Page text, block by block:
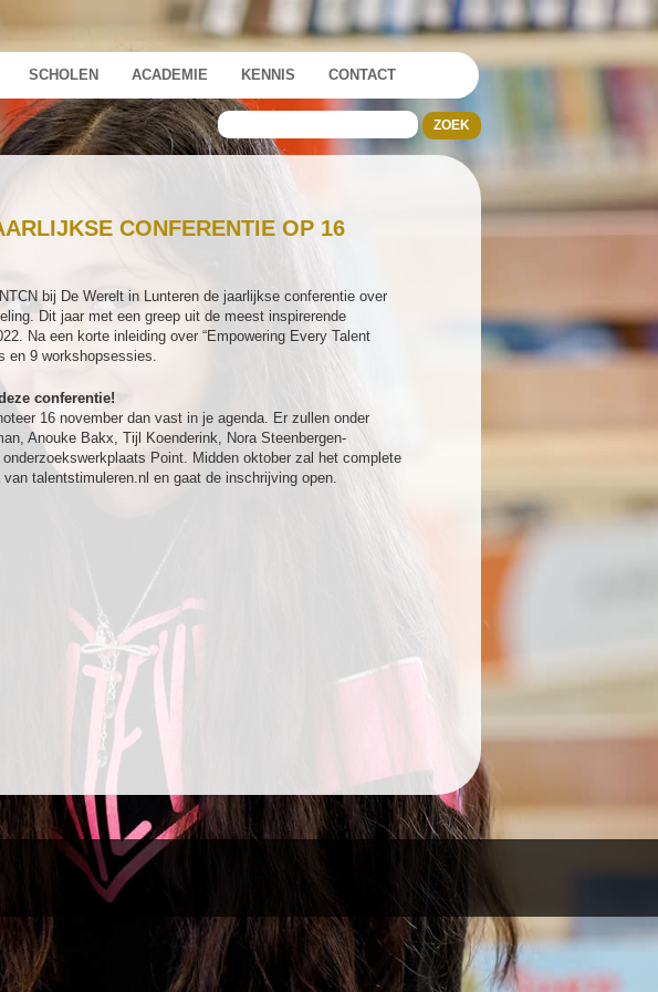
SCHOLEN ACADEMIE KENNIS CONTACT
CONFERENTIE OP 16
bij De Werelt in Lunteren de jaarlijkse conferentie over
Dit jaar met een greep uit de meest inspirerende
Na een korte inleiding over “Empowering Every Talent
en 9 workshopsessies.
conferentie!
16 november dan vast in je agenda. Er zullen onder
Anouke Bakx, Tijl Koenderink, Nora Steenbergen-
Point. Midden oktober zal het complete
talentstimuleren.nl en gaat de inschrijving open.